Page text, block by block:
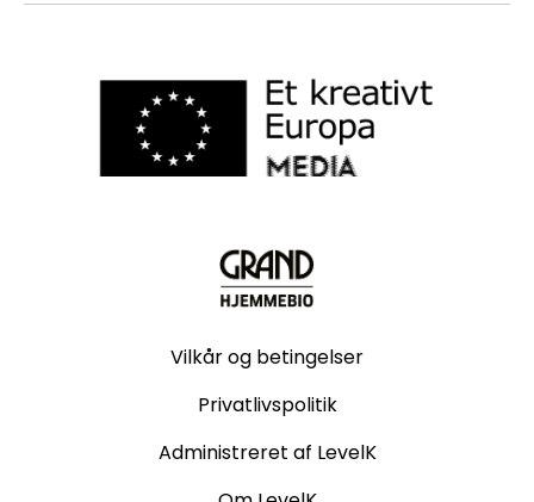
Vilkår og betingelser
Privatlivspolitik
Administreret af LevelK